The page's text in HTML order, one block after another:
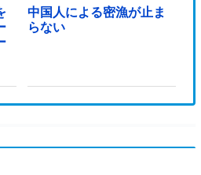
中国人による密漁が止ま
らない